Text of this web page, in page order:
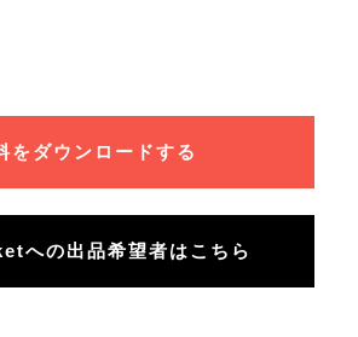
をダウンロードする
への出品希望者はこちら